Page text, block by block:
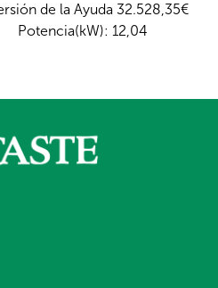
de la Ayuda 32.528,35€
Potencia(kW): 12,04